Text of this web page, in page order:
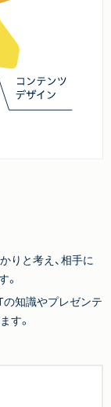
りと考え、相手に
。
の知識やプレゼンテ
す。